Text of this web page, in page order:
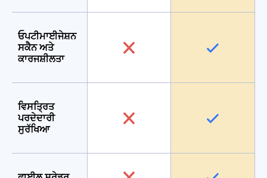
ਓਪਟੀਮਾਈਜੇਸ਼ਨ
ਸਕੈਨ ਅਤੇ
ਕਾਰਜਸ਼ੀਲਤਾ
ਵਿਸਤ੍ਰਿਤ
ਪਰਦੇਦਾਰੀ
ਸੁਰੱਖਿਆ